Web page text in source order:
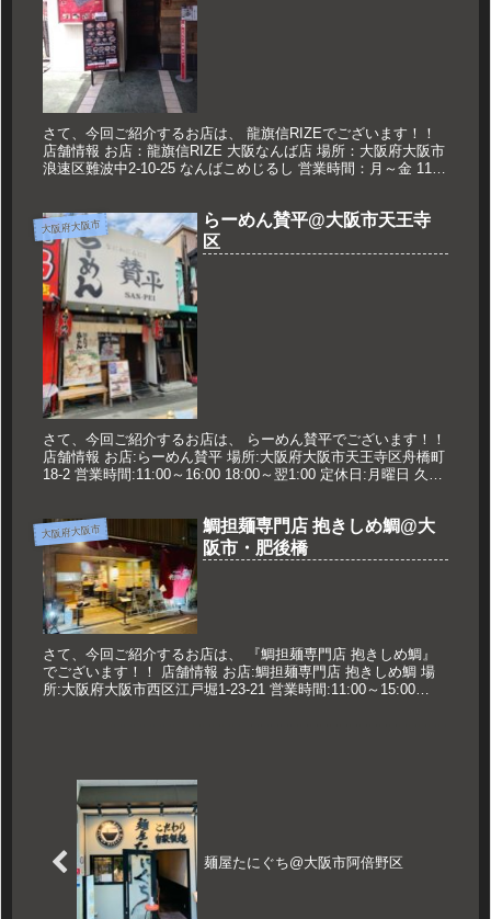
さて、今回ご紹介するお店は、 龍旗信RIZEでございます！！
店舗情報 お店：龍旗信RIZE 大阪なんば店 場所：大阪府大阪市
浪速区難波中2-10-25 なんばこめじるし 営業時間：月～金 11：
大阪府大阪市
らーめん賛平@大阪市天王寺
区
さて、今回ご紹介するお店は、 らーめん賛平でございます！！
店舗情報 お店:らーめん賛平 場所:大阪府大阪市天王寺区舟橋町
18-2 営業時間:11:00～16:00 18:00～翌1:00 定休日:月曜日 久世
大阪府大阪市
鯛担麺専門店 抱きしめ鯛@大
阪市・肥後橋
さて、今回ご紹介するお店は、 『鯛担麺専門店 抱きしめ鯛』
でございます！！ 店舗情報 お店:鯛担麺専門店 抱きしめ鯛 場
所:大阪府大阪市西区江戸堀1-23-21 営業時間:11:00～15:00
麺屋たにぐち@大阪市阿倍野区